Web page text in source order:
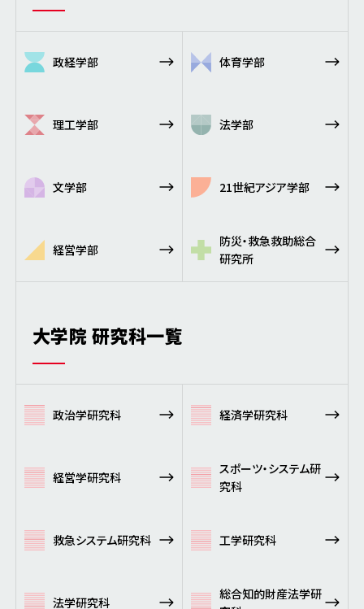
政経学部 体育学部
理工学部 法学部
文学部 21世紀アジア学部
経営学部
防災・救急救助総合
研究所
大学院 研究科一覧
政治学研究科 経済学研究科
経営学研究科
スポーツ・システム研
究科
救急システム研究科 工学研究科
法学研究科
総合知的財産法学研